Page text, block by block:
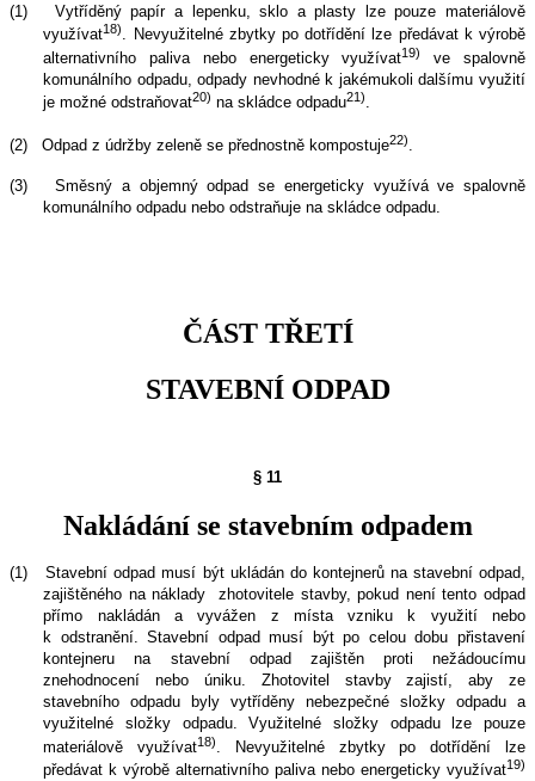
(1)
Vytříděný papír a lepenku, sklo a plasty lze pouze materiálově
využívat18). Nevyužitelné zbytky po dotřídění lze předávat k výrobě
alternativního paliva nebo energeticky využívat19)
ve spalovně
komunálního odpadu, odpady nevhodné k jakémukoli dalšímu využití
je možné odstraňovat20) na skládce odpadu21).
(2) Odpad z údržby zeleně se přednostně kompostuje22)
(3)
Směsný a objemný odpad se energeticky využívá ve spalovně
komunálního odpadu nebo odstraňuje na skládce odpadu.
ČÁST TŘETÍ
STAVEBNÍ ODPAD
§ 11
Nakládání se stavebním odpadem
(1)
Stavební odpad musí být ukládán do kontejnerů na stavební odpad,
zajištěného na náklady
zhotovitele stavby, pokud není tento odpad
přímo nakládán a vyvážen z místa vzniku k využití nebo
k odstranění. Stavební odpad musí být po celou dobu přistavení
kontejneru na stavební odpad zajištěn proti nežádoucímu
znehodnocení nebo úniku. Zhotovitel stavby zajistí, aby ze
stavebního odpadu byly vytříděny nebezpečné složky odpadu a
využitelné složky odpadu. Využitelné složky odpadu
lze pouze
materiálově využívat18)
. Nevyužitelné zbytky po dotřídění lze
předávat k výrobě alternativního paliva nebo energeticky využívat19)